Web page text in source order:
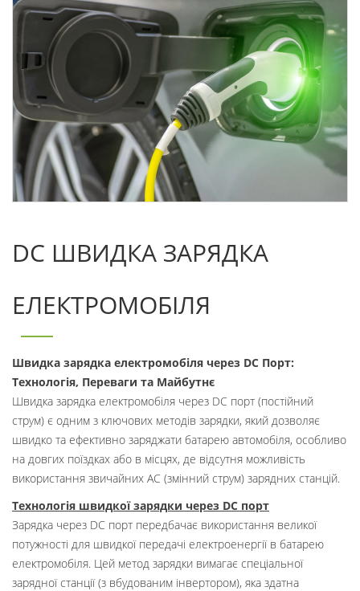
DC ШВИДКА ЗАРЯДКА
ЕЛЕКТРОМОБІЛЯ
Швидка зарядка електромобіля через DC Порт:
Технологія, Переваги та Майбутнє
Швидка зарядка електромобіля через DC порт (постійний
струм) є одним з ключових методів зарядки, який дозволяє
швидко та ефективно заряджати батарею автомобіля, особливо
на довгих поїздках або в місцях, де відсутня можливість
використання звичайних AC (змінний струм) зарядних станцій.
Технологія швидкої зарядки через DC порт
Зарядка через DC порт передбачає використання великої
потужності для швидкої передачі електроенергії в батарею
електромобіля. Цей метод зарядки вимагає спеціальної
зарядної станції (з вбудованим інвертором), яка здатна